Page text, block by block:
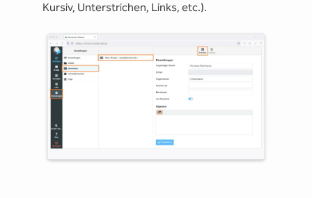
Kursiv, Unterstrichen, Links, etc.).